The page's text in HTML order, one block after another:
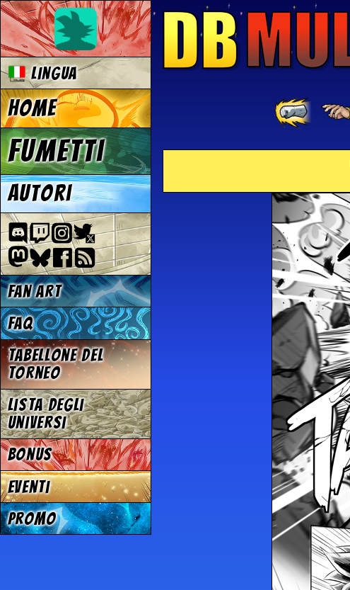
Lingua
Home
Fumetti
Autori
Fan Art
FAQ
Tabellone del
Torneo
Lista degli
Universi
Bonus
Eventi
Promo